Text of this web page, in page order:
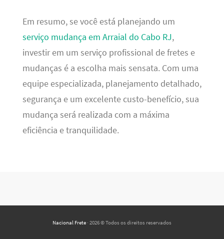
Em resumo, se você está planejando um
serviço mudança em Arraial do Cabo RJ,
investir em um serviço profissional de fretes e
mudanças é a escolha mais sensata. Com uma
equipe especializada, planejamento detalhado,
segurança e um excelente custo-benefício, sua
mudança será realizada com a máxima
eficiência e tranquilidade.
Nacional Frete · 2026 © Todos os direitos reservados